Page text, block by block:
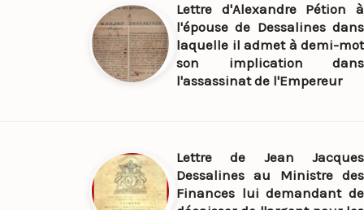
Lettre d'Alexandre Pétion à
l'épouse de Dessalines dans
laquelle il admet à demi-mot
son implication dans
l'assassinat de l'Empereur
Lettre de Jean Jacques
Dessalines au Ministre des
Finances lui demandant de